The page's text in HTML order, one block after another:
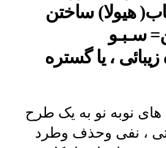
هیولا) ساختن
سـبـو
، یا گستره
نوبه نو به یک طرح
، نفی وحذف وطرد